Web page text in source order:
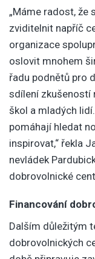
„Máme radost,
zviditelnit napříč
organizace
oslovit mnohem
řadu podnětů pro
sdílení zkušeností
škol a mladých
pomáhají hledat
inspirovat,“ řekla
nevládek
dobrovolnické
Financování
Dalším důležitým
dobrovolnických